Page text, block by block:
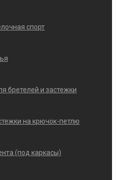
спорт
бретелей и застежки
на крючок-петлю
(под каркасы)